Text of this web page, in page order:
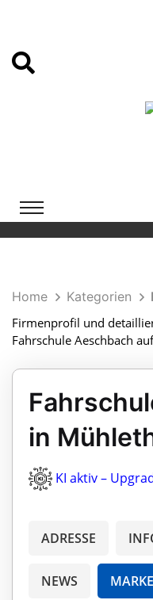
Home Kategorien
Firmenprofil und
Fahrschule Aeschbach
in
KI aktiv –
ADRESSE
NEWS